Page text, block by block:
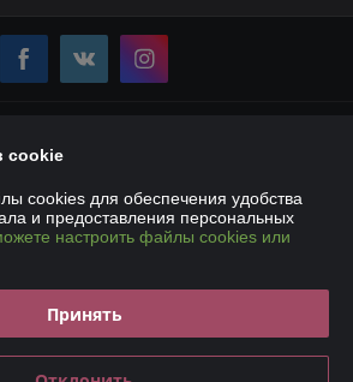
Володько, 18 – 107Е
ЕГР: 193190861
Мингорисполком
14.01.2019
cookie
cookies для обеспечения удобства
и предоставления персональных
настроить файлы cookies или
Принять